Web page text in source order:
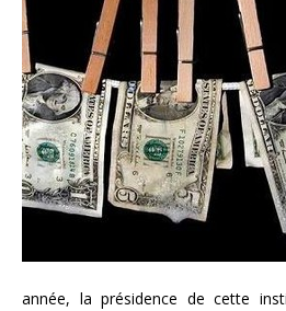
année, la présidence de cette